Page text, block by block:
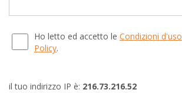
Ho letto ed accetto le Condizioni d'uso
Policy.
il tuo indirizzo IP è: 216.73.216.52